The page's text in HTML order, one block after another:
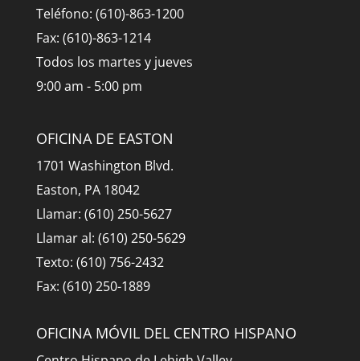
Teléfono: (610)-863-1200
Fax: (610)-863-1214
Todos los martes y jueves
9:00 am - 5:00 pm
OFICINA DE EASTON
1701 Washington Blvd.
Easton, PA 18042
Llamar: (610) 250-5627
Llamar al: (610) 250-5629
Texto: (610) 756-2432
Fax: (610) 250-1889
OFICINA MÓVIL DEL CENTRO HISPANO